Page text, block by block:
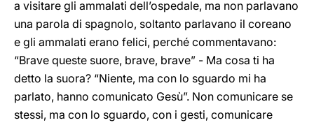
a visitare gli ammalati dell’ospedale, ma non parlavano
una parola di spagnolo, soltanto parlavano il coreano
e gli ammalati erano felici, perché commentavano:
“Brave queste suore, brave, brave” - Ma cosa ti ha
detto la suora? “Niente, ma con lo sguardo mi ha
parlato, hanno comunicato Gesù”. Non comunicare se
stessi, ma con lo sguardo, con i gesti, comunicare